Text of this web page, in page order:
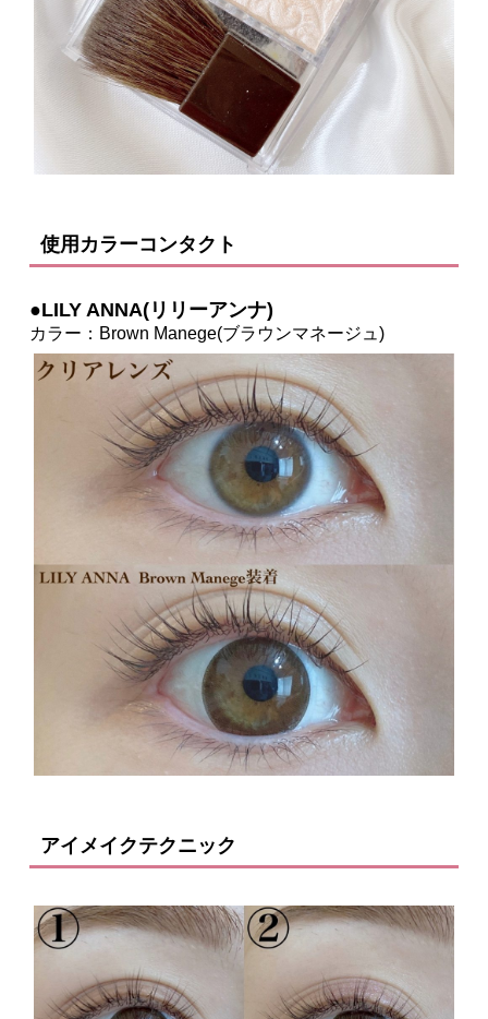
使用カラーコンタクト
●LILY ANNA(リリーアンナ)
カラー：Brown Manege(ブラウンマネージュ)
アイメイクテクニック